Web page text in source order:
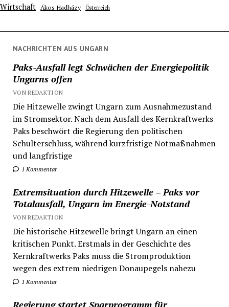
NACHRICHTEN AUS UNGARN
Paks-Ausfall legt Schwächen der Energiepolitik
Ungarns offen
VON REDAKTION
Die Hitzewelle zwingt Ungarn zum Ausnahmezustand
im Stromsektor. Nach dem Ausfall des Kernkraftwerks
Paks beschwört die Regierung den politischen
Schulterschluss, während kurzfristige Notmaßnahmen
und langfristige
1 Kommentar
Extremsituation durch Hitzewelle – Paks vor
Totalausfall, Ungarn im Energie-Notstand
VON REDAKTION
Die historische Hitzewelle bringt Ungarn an einen
kritischen Punkt. Erstmals in der Geschichte des
Kernkraftwerks Paks muss die Stromproduktion
wegen des extrem niedrigen Donaupegels nahezu
1 Kommentar
Regierung startet Sparprogramm für
Wirtschaft Ákos Hadházy Österreich